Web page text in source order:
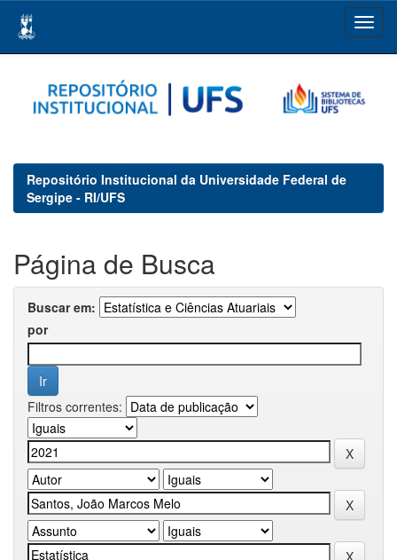
navigation
Repositório Institucional da Universidade Federal de
Sergipe - RI/UFS
Página de Busca
Buscar em:
por
Filtros correntes: